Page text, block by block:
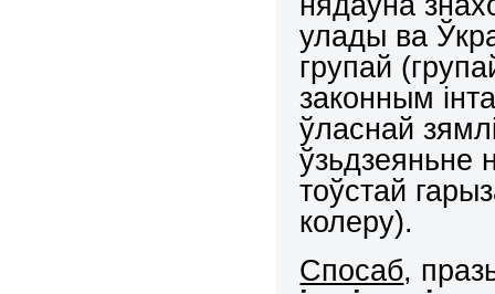
улады ва
групай
законным
ўласнай
ўзьдзеяньне
тоўстай
колеру).
Спосаб,